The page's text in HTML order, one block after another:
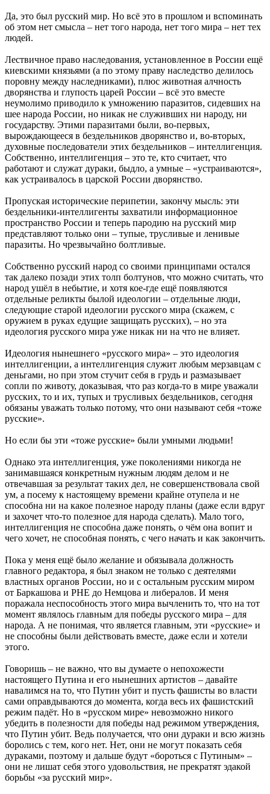
Да, это был русский мир. Но всё это в прошлом и вспоминать
об этом нет смысла – нет того народа, нет того мира – нет тех
людей.
Лествичное право наследования, установленное в России ещё
киевскими князьями (а по этому праву наследство делилось
поровну между наследниками), плюс животная алчность
дворянства и глупость царей России – всё это вместе
неумолимо приводило к умножению паразитов, сидевших на
шее народа России, но никак не служивших ни народу, ни
государству. Этими паразитами были, во-первых,
вырождающееся в бездельников дворянство и, во-вторых,
духовные последователи этих бездельников – интеллигенция.
Собственно, интеллигенция – это те, кто считает, что
работают и служат дураки, быдло, а умные – «устраиваются»,
как устраивалось в царской России дворянство.
Пропуская исторические перипетии, закончу мысль: эти
бездельники-интеллигенты захватили информационное
пространство России и теперь пародию на русский мир
представляют только они – тупые, трусливые и ленивые
паразиты. Но чрезвычайно болтливые.
Собственно русский народ со своими принципами остался
так далеко позади этих толп болтунов, что можно считать, что
народ ушёл в небытие, и хотя кое-где ещё появляются
отдельные реликты былой идеологии – отдельные люди,
следующие старой идеологии русского мира (скажем, с
оружием в руках едущие защищать русских), – но эта
идеология русского мира уже никак ни на что не влияет.
Идеология нынешнего «русского мира» – это идеология
интеллигенции, а интеллигенция служит любым мерзавцам с
деньгами, но при этом стучит себя в грудь и размазывает
сопли по животу, доказывая, что раз когда-то в мире уважали
русских, то и их, тупых и трусливых бездельников, сегодня
обязаны уважать только потому, что они называют себя «тоже
русские».
Но если бы эти «тоже русские» были умными людьми!
Однако эта интеллигенция, уже поколениями никогда не
занимавшаяся конкретным нужным людям делом и не
отвечавшая за результат таких дел, не совершенствовала свой
ум, а посему к настоящему времени крайне отупела и не
способна ни на какое полезное народу планы (даже если вдруг
и захочет что-то полезное для народа сделать). Мало того,
интеллигенция не способна даже понять, о чём она вопит и
чего хочет, не способная понять, с чего начать и как закончить.
Пока у меня ещё было желание и обязывала должность
главного редактора, я был знаком не только с деятелями
властных органов России, но и с остальным русским миром
от Баркашова и РНЕ до Немцова и либералов. И меня
поражала неспособность этого мира вычленить то, что на тот
момент являлось главным для победы русского мира – для
народа. А не понимая, что является главным, эти «русские» и
не способны были действовать вместе, даже если и хотели
этого.
Говоришь – не важно, что вы думаете о непохожести
настоящего Путина и его нынешних артистов – давайте
навалимся на то, что Путин убит и пусть фашисты во власти
сами оправдываются до момента, когда весь их фашистский
режим падёт. Но в «русском мире» невозможно никого
убедить в полезности для победы над режимом утверждения,
что Путин убит. Ведь получается, что они дураки и всю жизнь
боролись с тем, кого нет. Нет, они не могут показать себя
дураками, поэтому и дальше будут «бороться с Путиным» –
они не лишат себя этого удовольствия, не прекратят эдакой
борьбы «за русский мир».